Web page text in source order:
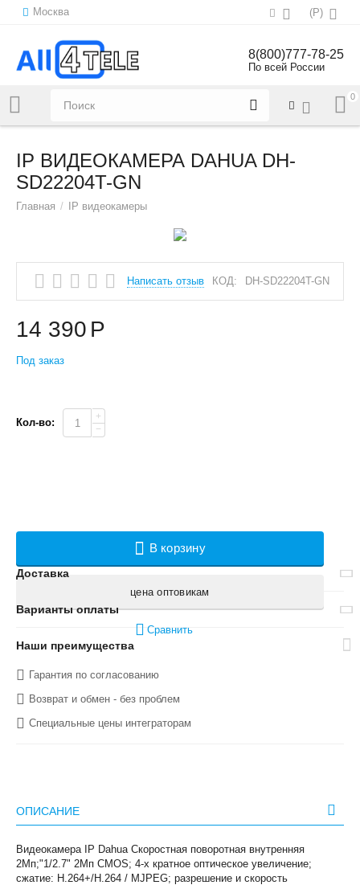
Москва (Р)
Напишите нам:sales@all4tele.com
8(800)777-78-25
По всей России
0
IP ВИДЕОКАМЕРА DAHUA DH-
SD22204T-GN
Главная / IP видеокамеры
Написать отзыв КОД: DH-SD22204T-GN
14 390 Р
Под заказ
Кол-во:
+
−
В корзину
цена оптовикам
Сравнить
Доставка
Варианты оплаты
Наши преимущества
Гарантия по согласованию
Возврат и обмен - без проблем
Специальные цены интеграторам
ОПИСАНИЕ
Видеокамера IP Dahua Скоростная поворотная внутренняя
2Мп;"1/2.7" 2Mп CMOS; 4-x кратное оптическое увеличение;
сжатие: H.264+/H.264 / MJPEG; разрешение и скорость